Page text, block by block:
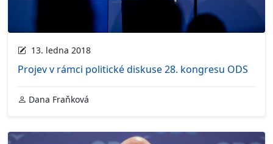
13. ledna 2018
Projev v rámci politické diskuse 28. kongresu ODS
Dana Fraňková